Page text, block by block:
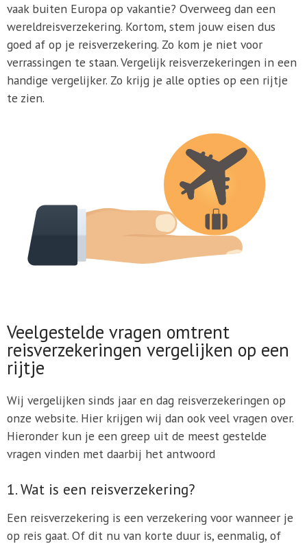
vaak buiten Europa op vakantie? Overweeg dan een
wereldreisverzekering. Kortom, stem jouw eisen dus
goed af op je reisverzekering. Zo kom je niet voor
verrassingen te staan. Vergelijk reisverzekeringen in een
handige vergelijker. Zo krijg je alle opties op een rijtje
te zien.
Veelgestelde vragen omtrent
reisverzekeringen vergelijken op een
rijtje
Wij vergelijken sinds jaar en dag reisverzekeringen op
onze website. Hier krijgen wij dan ook veel vragen over.
Hieronder kun je een greep uit de meest gestelde
vragen vinden met daarbij het antwoord
1. Wat is een reisverzekering?
Een reisverzekering is een verzekering voor wanneer je
op reis gaat. Of dit nu van korte duur is, eenmalig, of